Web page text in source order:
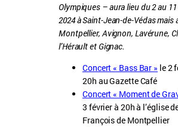
Olympiques – aura lieu du 2 au
2024 à Saint-Jean-de-Védas mais
Montpellier, Avignon, Lavérune,
l’Hérault et Gignac.
Concert « Bass Bar » le 2
20h au Gazette Café
Concert « Moment de
3 février à 20h à l’église
François de Montpellier